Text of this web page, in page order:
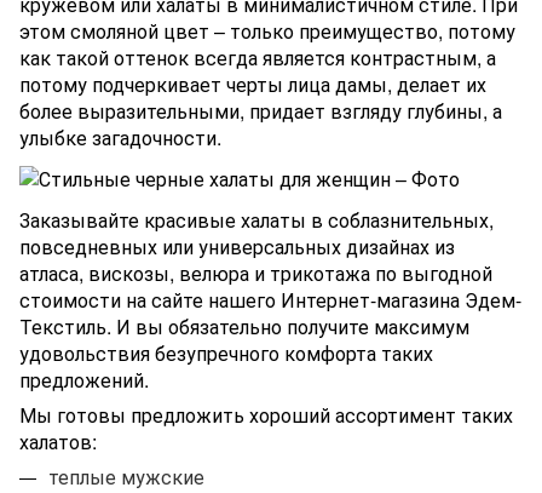
этом смоляной цвет – только преимущество, потому
как такой оттенок всегда является контрастным, а
потому подчеркивает черты лица дамы, делает их
более выразительными, придает взгляду глубины, а
улыбке загадочности.
Заказывайте красивые халаты в соблазнительных,
повседневных или универсальных дизайнах из
атласа, вискозы, велюра и трикотажа по выгодной
стоимости на сайте нашего Интернет-магазина Эдем-
Текстиль. И вы обязательно получите максимум
удовольствия безупречного комфорта таких
предложений.
Мы готовы предложить хороший ассортимент таких
халатов:
теплые мужские